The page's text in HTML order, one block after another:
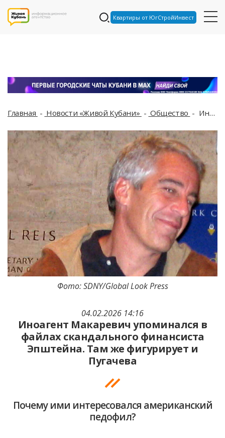
Квартиры от ЮгСтройИнвест
Главная Новости «Живой Кубани» Общество Иноагент Макаревич упоминался в файлах скандального финансиста Эпштейна. Там же фигурирует и Пугачева
04.02.2026 14:16
Иноагент Макаревич упоминался в
файлах скандального финансиста
Эпштейна. Там же фигурирует и
Пугачева
Почему ими интересовался американский
педофил?
Фото: SDNY/Global Look Press